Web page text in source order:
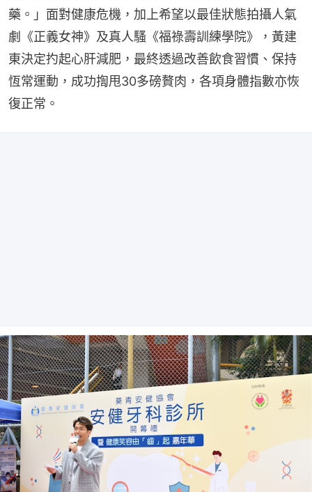
藥。」面對健康危機，加上希望以最佳狀態拍攝人氣
劇《正義女神》及真人騷《福祿壽訓練學院》，黃建
東決定扚起心肝減肥，最終透過改善飲食習慣、保持
恆常運動，成功揈甩30多磅贅肉，各項身體指數亦恢
復正常。